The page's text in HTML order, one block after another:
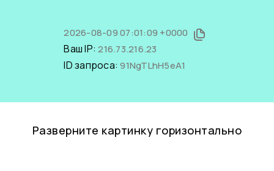
2026-08-09 07:01:09 +0000
Ваш IP:216.73.216.23
ID запроса:91NgTLhH5eA1
Разверните картинку горизонтально